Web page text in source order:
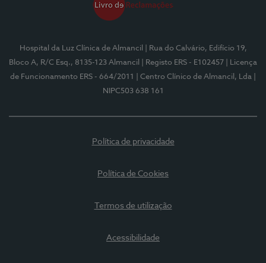
Hospital da Luz Clínica de Almancil
| Rua do Calvário, Edifício 19,
Bloco A, R/C Esq., 8135-123 Almancil
| Registo ERS - E102457
| Licença
de Funcionamento ERS - 664/2011
| Centro Clínico de Almancil, Lda
NIPC503 638 161
Política de privacidade
Política de Cookies
Termos de utilização
Acessibilidade